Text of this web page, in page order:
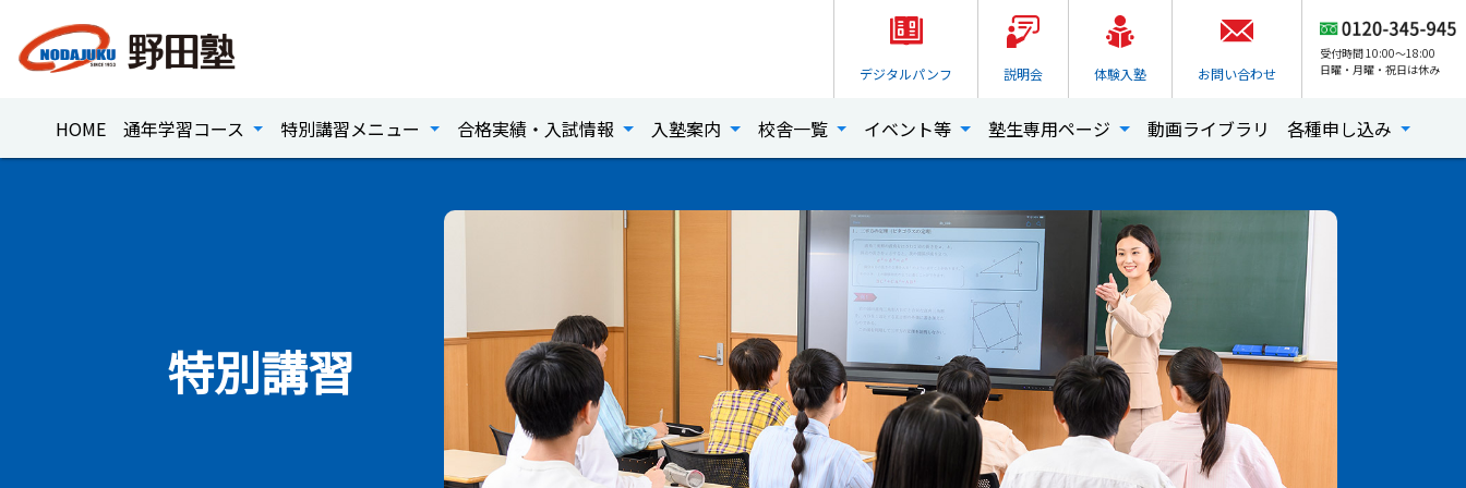
デジタルパンフ 説明会 体験入塾 お問い合わせ
受付時間 10:00～18:00
日曜・月曜・祝日は休み
HOME 通年学習コース 特別講習メニュー 合格実績・入試情報 入塾案内 校舎一覧 イベント等 塾生専用ページ 動画ライブラリ 各種申し込み
特別講習